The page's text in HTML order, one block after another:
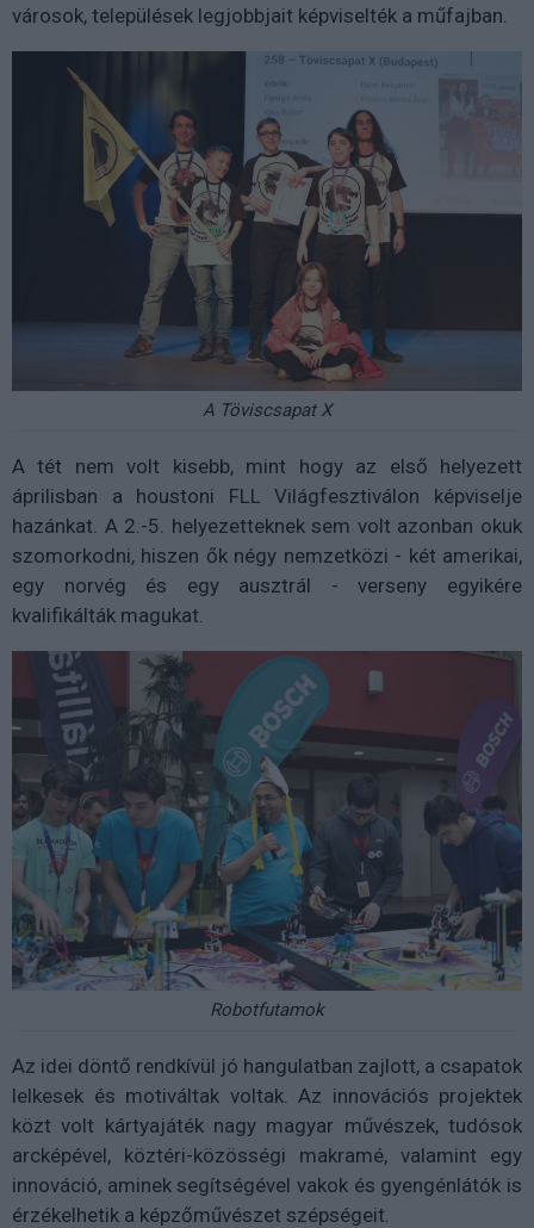
városok, települések legjobbjait képviselték a műfajban.
A Töviscsapat X
A tét nem volt kisebb, mint hogy az első helyezett
áprilisban a houstoni FLL Világfesztiválon képviselje
hazánkat. A 2.-5. helyezetteknek sem volt azonban okuk
szomorkodni, hiszen ők négy nemzetközi - két amerikai,
egy norvég és egy ausztrál - verseny egyikére
kvalifikálták magukat.
Robotfutamok
Az idei döntő rendkívül jó hangulatban zajlott, a csapatok
lelkesek és motiváltak voltak. Az innovációs projektek
közt volt kártyajáték nagy magyar művészek, tudósok
arcképével, köztéri-közösségi makramé, valamint egy
innováció, aminek segítségével vakok és gyengénlátók is
érzékelhetik a képzőművészet szépségeit.